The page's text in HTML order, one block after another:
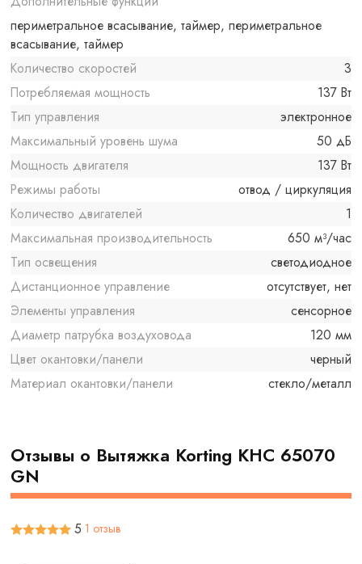
периметральное всасывание, таймер, периметральное
всасывание, таймер
Количество скоростей
3
Потребляемая мощность
137 Вт
Тип управления
электронное
Максимальный уровень шума
50 дБ
Мощность двигателя
137 Вт
Режимы работы
отвод / циркуляция
Количество двигателей
1
Максимальная производительность
650 м³/час
Тип освещения
светодиодное
Дистанционное управление
отсутствует, нет
Элементы управления
сенсорное
Диаметр патрубка воздуховода
120 мм
Цвет окантовки/панели
черный
Материал окантовки/панели
стекло/металл
Отзывы о Вытяжка Korting KHC 65070
GN
5 1 отзыв